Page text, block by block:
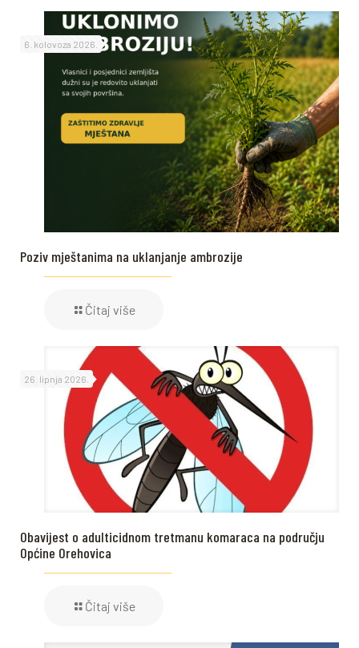
6. kolovoza 2026.
Poziv mještanima na uklanjanje ambrozije
Čitaj više
26. lipnja 2026.
Obavijest o adulticidnom tretmanu komaraca na području
Općine Orehovica
Čitaj više